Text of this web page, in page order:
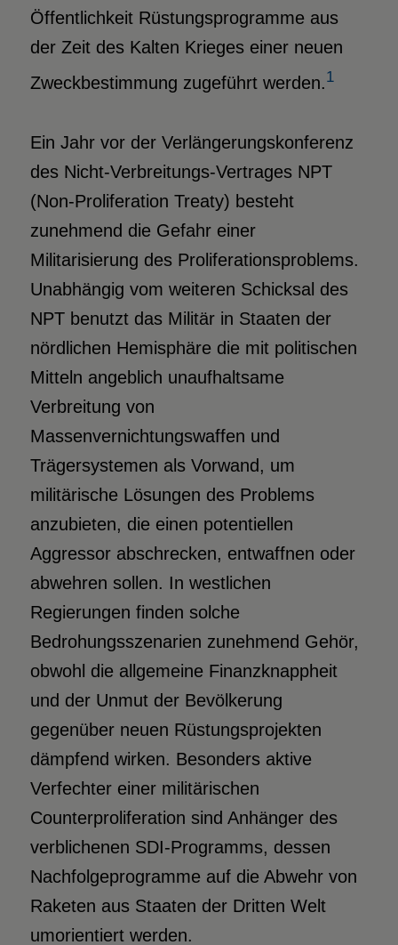
Öffentlichkeit Rüstungsprogramme aus
der Zeit des Kalten Krieges einer neuen
Zweckbestimmung zugeführt werden.1
Ein Jahr vor der Verlängerungskonferenz
des Nicht-Verbreitungs-Vertrages NPT
(Non-Proliferation Treaty) besteht
zunehmend die Gefahr einer
Militarisierung des Proliferationsproblems.
Unabhängig vom weiteren Schicksal des
NPT benutzt das Militär in Staaten der
nördlichen Hemisphäre die mit politischen
Mitteln angeblich unaufhaltsame
Verbreitung von
Massenvernichtungswaffen und
Trägersystemen als Vorwand, um
militärische Lösungen des Problems
anzubieten, die einen potentiellen
Aggressor abschrecken, entwaffnen oder
abwehren sollen. In westlichen
Regierungen finden solche
Bedrohungsszenarien zunehmend Gehör,
obwohl die allgemeine Finanzknappheit
und der Unmut der Bevölkerung
gegenüber neuen Rüstungsprojekten
dämpfend wirken. Besonders aktive
Verfechter einer militärischen
Counterproliferation sind Anhänger des
verblichenen SDI-Programms, dessen
Nachfolgeprogramme auf die Abwehr von
Raketen aus Staaten der Dritten Welt
umorientiert werden.